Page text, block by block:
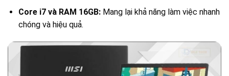
Core i7 và RAM 16GB:Mang lại khả năng làm việc nhanh
chóng và hiệu quả.